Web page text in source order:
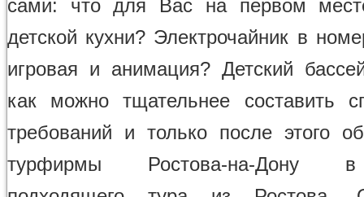
сами: что для Вас на первом
детской кухни? Электрочайник в
игровая и анимация? Детский
как можно тщательнее составить
требований и только после этого
турфирмы Ростова-на-Дону